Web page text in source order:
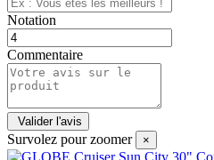
Notation
Commentaire
Survolez pour zoomer ×